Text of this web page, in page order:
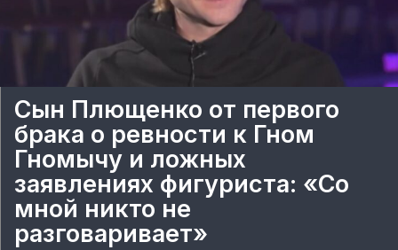
Сын Плющенко от первого
брака о ревности к Гном
Гномычу и ложных
заявлениях фигуриста: «Со
мной никто не
разговаривает»